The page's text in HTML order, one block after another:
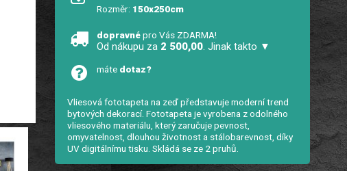
Rozměr: 150x250cm
dopravnépro Vás ZDARMA!
Od nákupu za 2 500,00. Jinak takto ▼
máte dotaz?
Vliesová fototapeta na zeď představuje moderní trend
bytových dekorací. Fototapeta je vyrobena z odolného
vliesového materiálu, který zaručuje pevnost,
omyvatelnost, dlouhou životnost a stálobarevnost, díky
UV digitálnímu tisku. Skládá se ze 2 pruhů.